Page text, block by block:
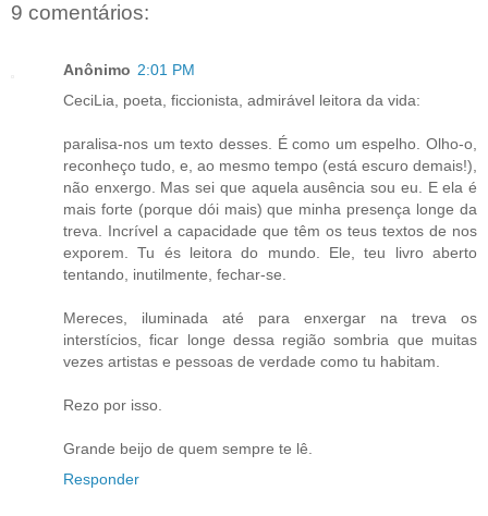
9 comentários:
Anônimo 2:01 PM
CeciLia, poeta, ficcionista, admirável leitora da vida:
paralisa-nos um texto desses. É como um espelho. Olho-o,
reconheço tudo, e, ao mesmo tempo (está escuro demais!),
não enxergo. Mas sei que aquela ausência sou eu. E ela é
mais forte (porque dói mais) que minha presença longe da
treva. Incrível a capacidade que têm os teus textos de nos
exporem. Tu és leitora do mundo. Ele, teu livro aberto
tentando, inutilmente, fechar-se.
Mereces, iluminada até para enxergar na treva os
interstícios, ficar longe dessa região sombria que muitas
vezes artistas e pessoas de verdade como tu habitam.
Rezo por isso.
Grande beijo de quem sempre te lê.
Responder